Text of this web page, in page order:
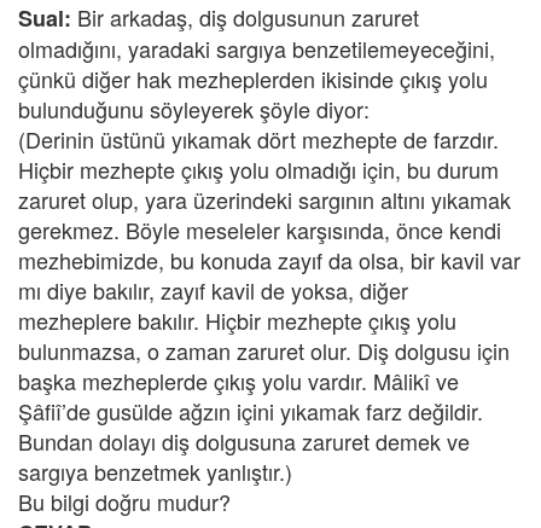
Sual: Bir arkadaş, diş dolgusunun zaruret
olmadığını, yaradaki sargıya benzetilemeyeceğini,
çünkü diğer hak mezheplerden ikisinde çıkış yolu
bulunduğunu söyleyerek şöyle diyor:
(Derinin üstünü yıkamak dört mezhepte de farzdır.
Hiçbir mezhepte çıkış yolu olmadığı için, bu durum
zaruret olup, yara üzerindeki sargının altını yıkamak
gerekmez. Böyle meseleler karşısında, önce kendi
mezhebimizde, bu konuda zayıf da olsa, bir kavil var
mı diye bakılır, zayıf kavil de yoksa, diğer
mezheplere bakılır. Hiçbir mezhepte çıkış yolu
bulunmazsa, o zaman zaruret olur. Diş dolgusu için
başka mezheplerde çıkış yolu vardır. Mâlikî ve
Şâfiî’de gusülde ağzın içini yıkamak farz değildir.
Bundan dolayı diş dolgusuna zaruret demek ve
sargıya benzetmek yanlıştır.)
Bu bilgi doğru mudur?